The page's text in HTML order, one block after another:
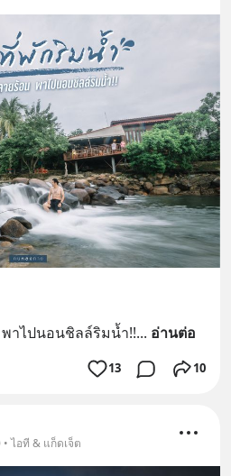
าไปนอนชิลล์ริมน้ำ!!... อ่านต่อ
13 10
ไอที & แก็ดเจ็ต